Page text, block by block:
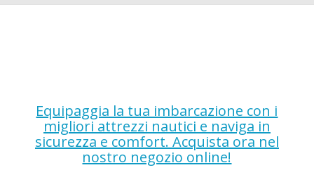
Equipaggia la tua imbarcazione con i
migliori attrezzi nautici e naviga in
sicurezza e comfort. Acquista ora nel
nostro negozio online!